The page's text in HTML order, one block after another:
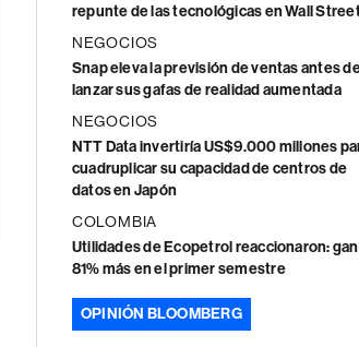
repunte de las tecnológicas en Wall
NEGOCIOS
Snap eleva la previsión de ventas antes
lanzar sus gafas de realidad aumentada
NEGOCIOS
NTT Data invertiría US$9.000 millones
cuadruplicar su capacidad de centros de
datos en Japón
COLOMBIA
Utilidades de Ecopetrol reaccionaron:
81% más en el primer semestre
OPINIÓN BLOOMBERG